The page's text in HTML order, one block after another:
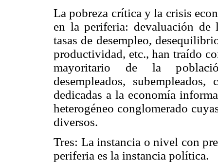
La pobreza crítica y la crisis
en la periferia: devaluación de
tasas de desempleo,
productividad, etc., han traído
mayoritario de la
desempleados, subempleados,
dedicadas a la economía
heterogéneo conglomerado
diversos.
Tres: La instancia o nivel con
periferia es la instancia política.